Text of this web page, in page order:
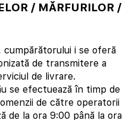
/ MĂRFURILOR /
cumpărătorului i se oferă
de transmitere a
de livrare.
se efectuează în timp de
de către operatorii
de la ora 9:00 până la ora